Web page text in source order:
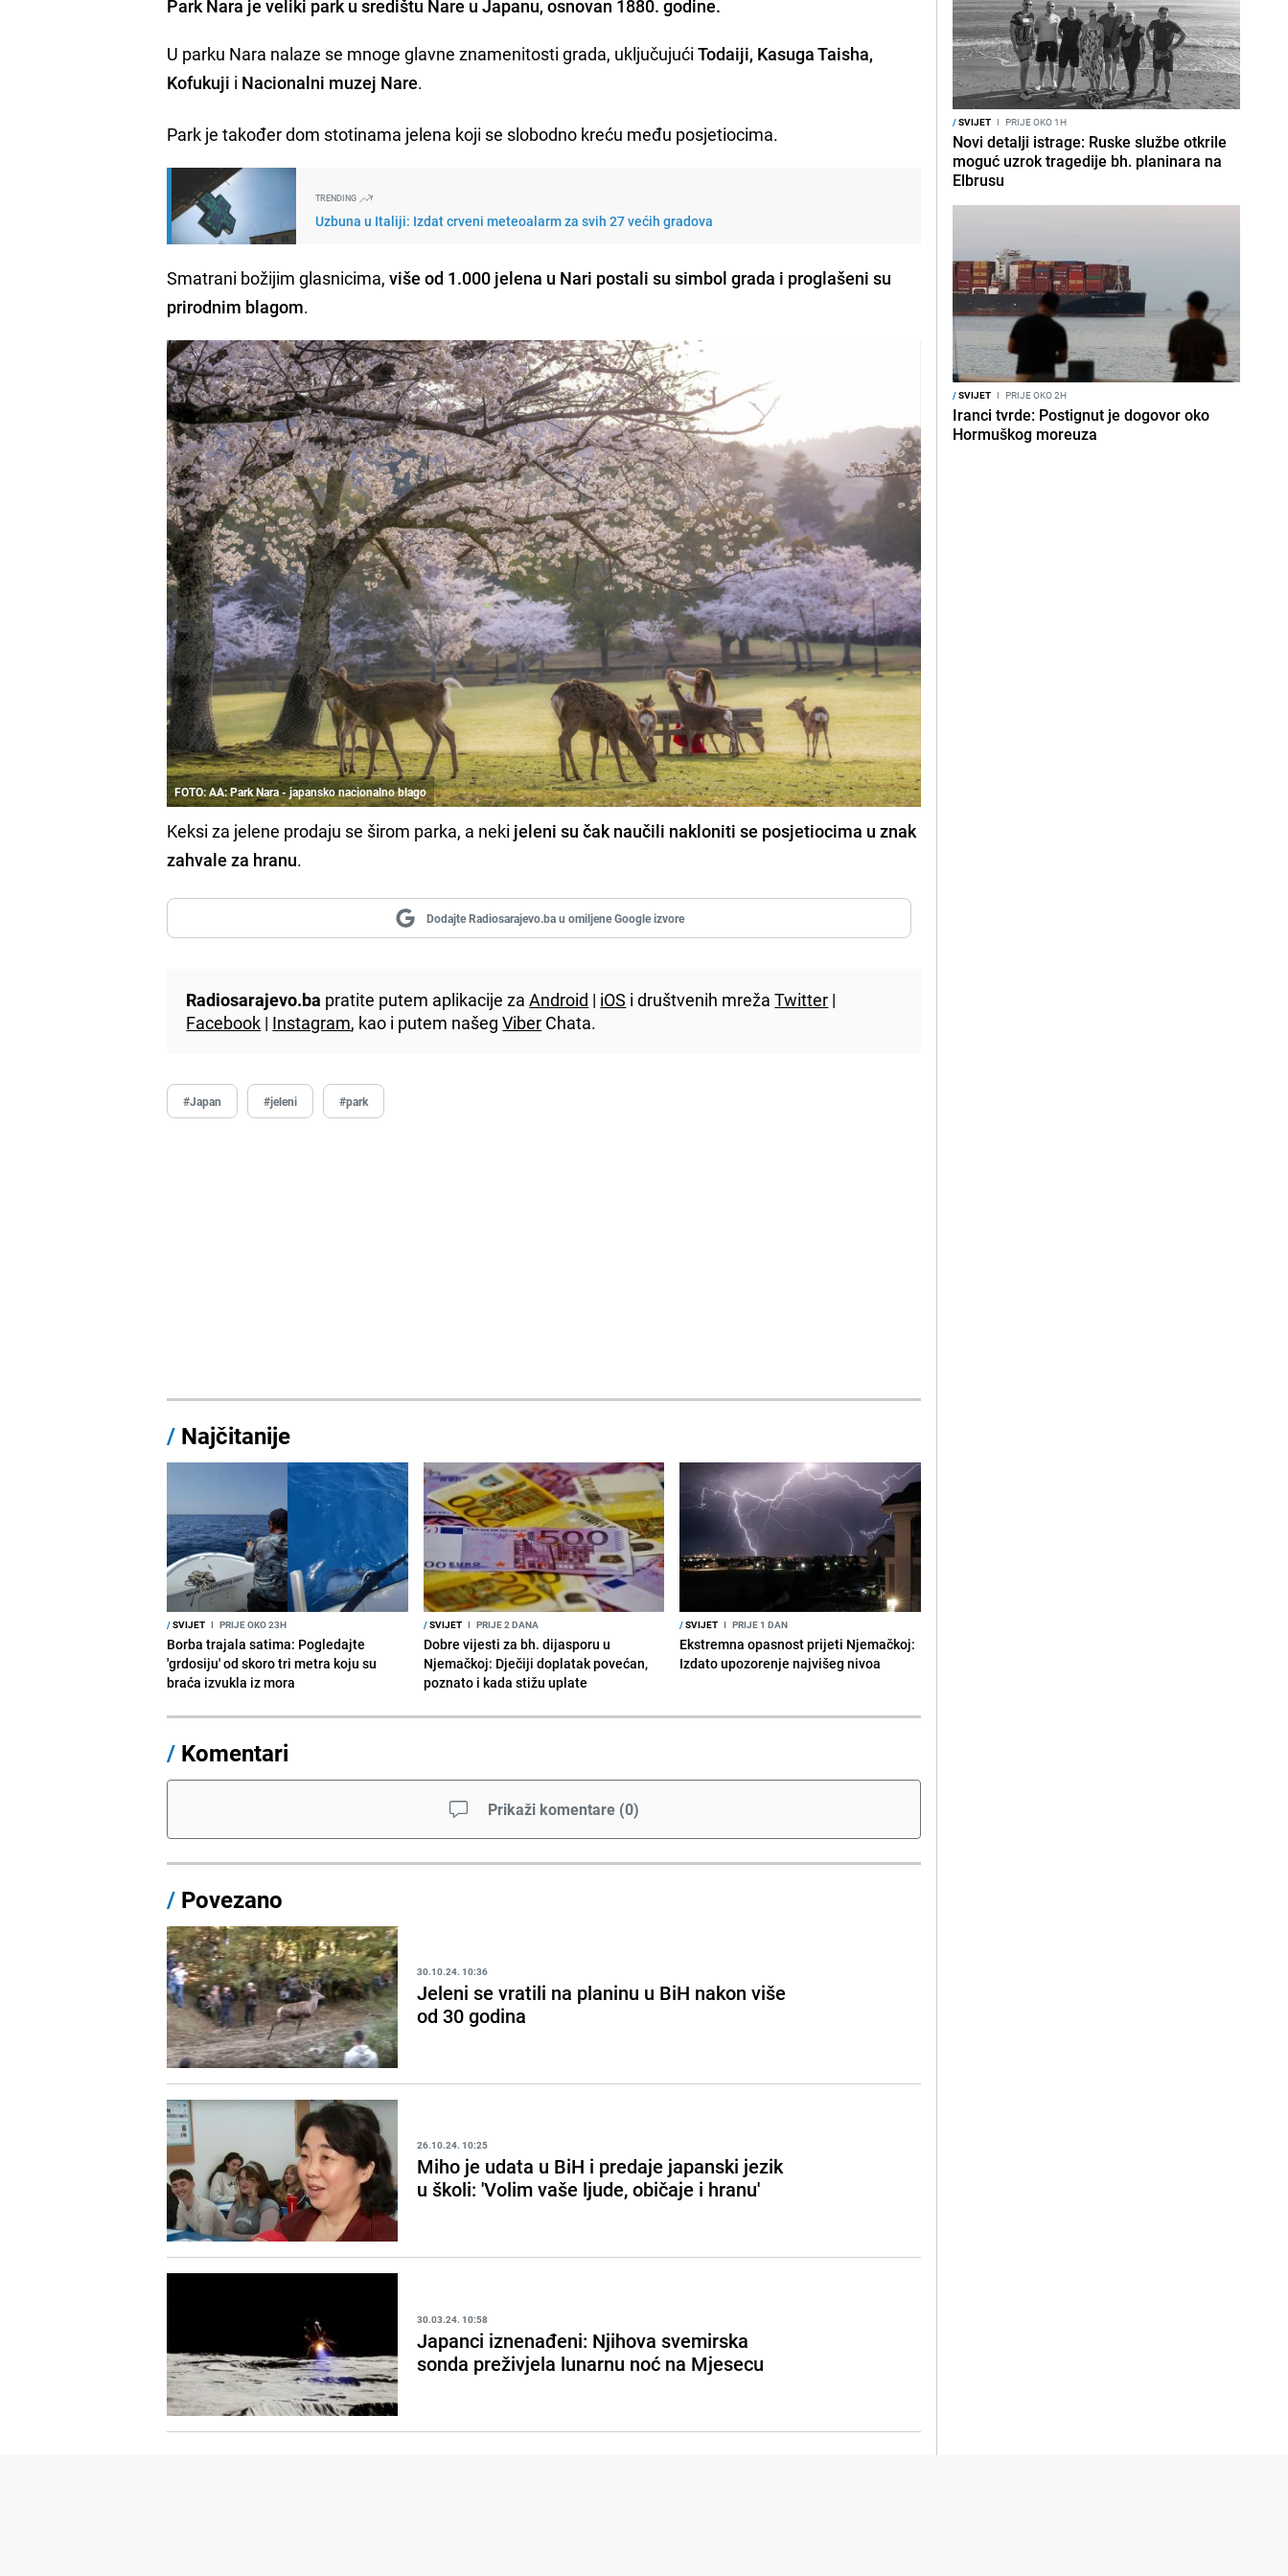
Park Nara je veliki park u središtu Nare u Japanu, osnovan 1880. godine.
U parku Nara nalaze se mnoge glavne znamenitosti grada, uključujućiTodaiji, Kasuga Taisha,
Kofukuji i Nacionalni muzej Nare.
Park je također dom stotinama jelena koji se slobodno kreću među posjetiocima.
TRENDING
Uzbuna u Italiji: Izdat crveni meteoalarm za svih 27 većih gradova
Smatrani božijim glasnicima,više od 1.000 jelena u Nari postali su simbol grada i proglašeni su
prirodnim blagom.
FOTO: AA: Park Nara - japansko nacionalno blago
Keksi za jelene prodaju se širom parka, a neki jeleni su čak naučili nakloniti se posjetiocima u znak
zahvale za hranu.
Dodajte Radiosarajevo.ba u omiljene Google izvore
Radiosarajevo.ba pratite putem aplikacije zaAndroid | iOS i društvenih mrežaTwitter |
Facebook | Instagram, kao i putem našegViber Chata.
#Japan #jeleni #park
/ Najčitanije
/SVIJET I PRIJE OKO 23H
Borba trajala satima: Pogledajte
'grdosiju' od skoro tri metra koju su
braća izvukla iz mora
/SVIJET I PRIJE 2 DANA
Dobre vijesti za bh. dijasporu u
Njemačkoj: Dječiji doplatak povećan,
poznato i kada stižu uplate
/SVIJET I PRIJE 1 DAN
Ekstremna opasnost prijeti Njemačkoj:
Izdato upozorenje najvišeg nivoa
/ Komentari
Prikaži komentare (0)
/ Povezano
30.10.24. 10:36
Jeleni se vratili na planinu u BiH nakon više
od 30 godina
26.10.24. 10:25
Miho je udata u BiH i predaje japanski jezik
u školi: 'Volim vaše ljude, običaje i hranu'
30.03.24. 10:58
Japanci iznenađeni: Njihova svemirska
sonda preživjela lunarnu noć na Mjesecu
/SVIJET I PRIJE OKO 1H
Novi detalji istrage: Ruske službe otkrile
moguć uzrok tragedije bh. planinara na
Elbrusu
/SVIJET I PRIJE OKO 2H
Iranci tvrde: Postignut je dogovor oko
Hormuškog moreuza